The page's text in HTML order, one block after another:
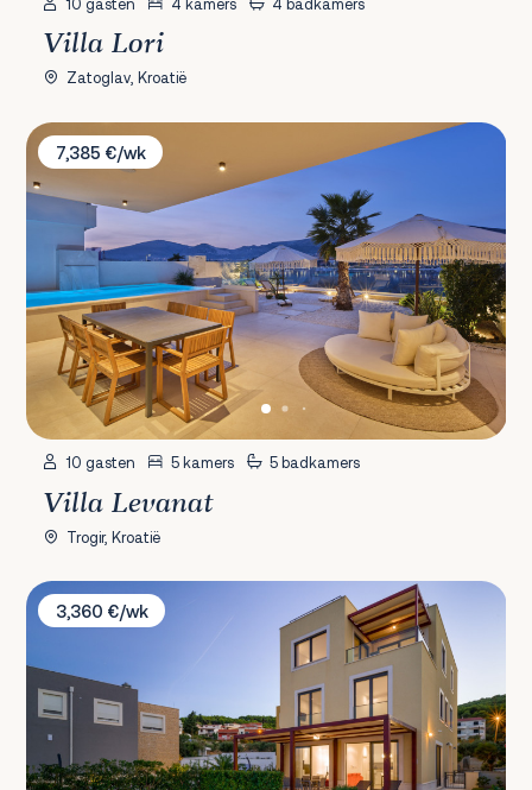
Villa Lori
Zatoglav, Kroatië
Villa Levanat
7,385 €/wk
10 gasten 5 kamers 5 badkamers
Villa Levanat
Trogir, Kroatië
Villa Mare C
3,360 €/wk